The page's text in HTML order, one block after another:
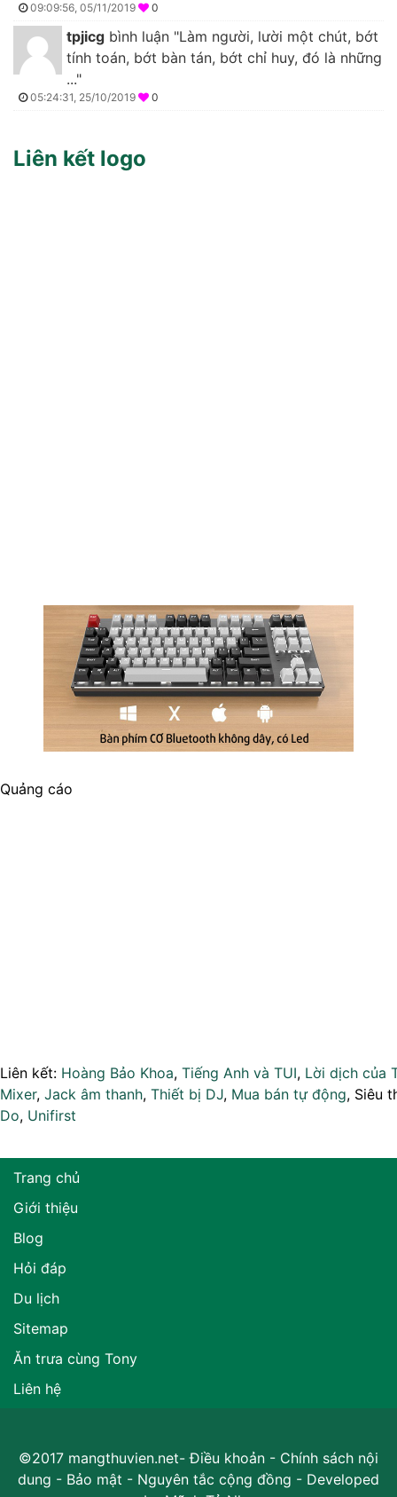
09:09:56, 05/11/2019 0
tpjicg bình luận "Làm người, lười một chút, bớt
tính toán, bớt bàn tán, bớt chỉ huy, đó là những
..."
05:24:31, 25/10/2019 0
Liên kết logo
Quảng cáo
Liên kết: Hoàng Bảo Khoa, Tiếng Anh và TUI, Lời dịch của
Mixer, Jack âm thanh, Thiết bị DJ, Mua bán tự động, Siêu
Do, Unifirst
Trang chủ
Giới thiệu
Blog
Hỏi đáp
Du lịch
Sitemap
Ăn trưa cùng Tony
Liên hệ
©2017 mangthuvien.net-Điều khoản - Chính sách nội
dung - Bảo mật - Nguyên tắc cộng đồng - Developed